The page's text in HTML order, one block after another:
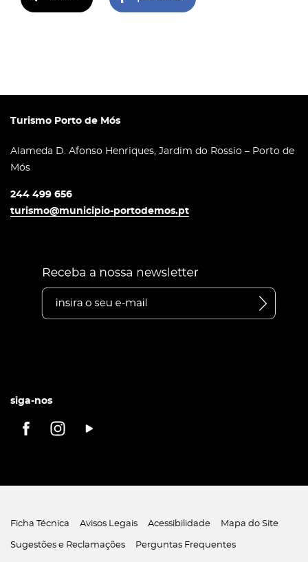
Turismo Porto de Mós
Alameda D. Afonso Henriques, Jardim do Rossio – Porto de
Mós
244 499 656
turismo@municipio-portodemos.pt
siga-nos
Ficha Técnica Avisos Legais Acessibilidade Mapa do Site
Sugestões e Reclamações Perguntas Frequentes